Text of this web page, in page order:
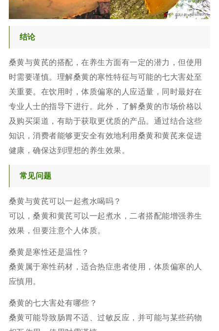
结论
桑黄与黄芪的搭配，在养生方面有一定的潜力，但使用
时需要谨慎。理解桑黄的寒性特征与可能的七大害处至
关重要。在饮用时，体质偏寒的人应适量，同时最好在
专业人士的指导下进行。此外，了解桑黄的市场价格以
及购买渠道，有助于获取更优质的产品。通过结合这些
知识，消费者能够更安全有效地利用桑黄和黄芪来促进
健康，确保达到理想的养生效果。
常见问题
桑黄与黄芪可以一起煮水喝吗？
可以，桑黄和黄芪可以一起煮水，二者搭配能增强养生
效果，但要注意个人体质。
桑黄是寒性还是温性？
桑黄属于寒性药材，适合热症患者使用，体质偏寒的人
应慎用。
桑黄的七大害处有哪些？
桑黄可能导致肠胃不适、过敏反应，并可能与某些药物